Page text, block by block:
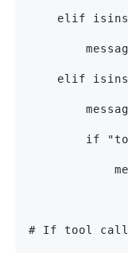
elif
elif
if
# If tool calls